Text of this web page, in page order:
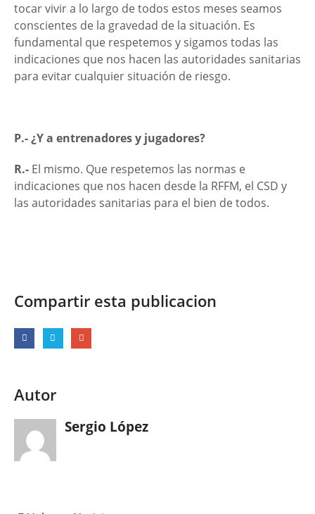
tocar vivir a lo largo de todos estos meses seamos
conscientes de la gravedad de la situación. Es
fundamental que respetemos y sigamos todas las
indicaciones que nos hacen las autoridades sanitarias
para evitar cualquier situación de riesgo.
P.- ¿Y a entrenadores y jugadores?
R.- El mismo. Que respetemos las normas e
indicaciones que nos hacen desde la RFFM, el CSD y
las autoridades sanitarias para el bien de todos.
Compartir esta publicacion
Autor
Sergio López